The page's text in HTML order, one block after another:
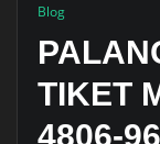
Blog
TIKET
4806-